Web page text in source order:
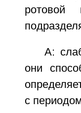
A:
они
с